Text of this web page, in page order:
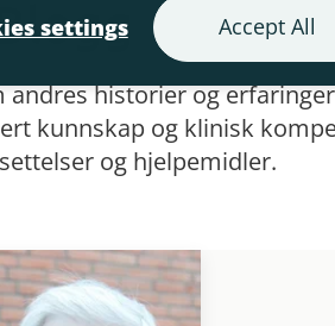
settings
Accept All
historier og
kunnskap og klinisk
og hjelpemidler.